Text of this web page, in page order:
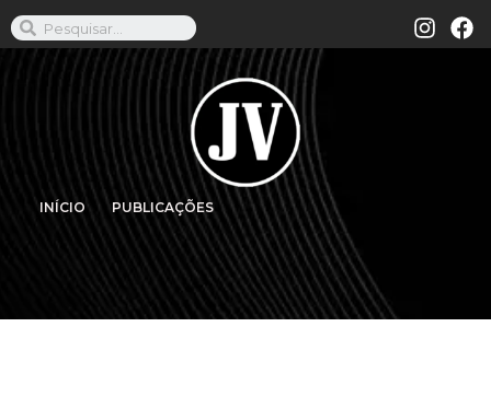
INÍCIO PUBLICAÇÕES